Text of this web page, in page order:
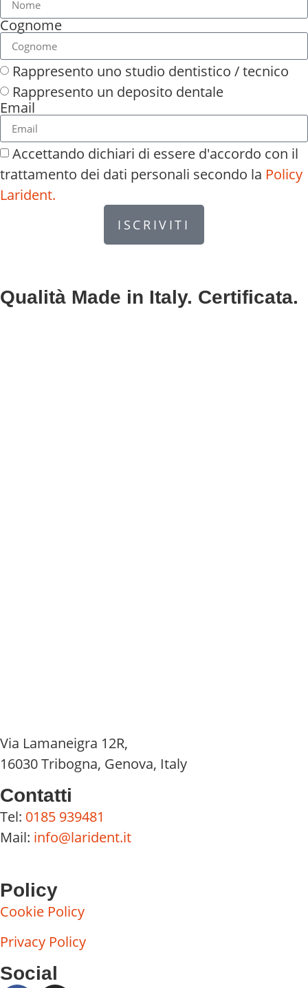
Cognome
Rappresento uno studio dentistico / tecnico
Rappresento un deposito dentale
Email
Accettando dichiari di essere d'accordo con il
trattamento dei dati personali secondo la Policy
Larident.
ISCRIVITI
Qualità Made in Italy. Certificata.
Via Lamaneigra 12R,
16030 Tribogna, Genova, Italy
Contatti
Tel: 0185 939481
Mail: info@larident.it
Policy
Cookie Policy
Privacy Policy
Social